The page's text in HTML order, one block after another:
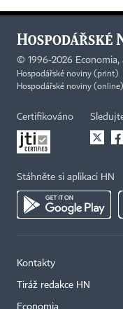
© 1996-2026 Economia,
Hospodářské noviny (print)
Hospodářské noviny
Certifikováno
Stáhněte si aplikaci HN
Kontakty
Tiráž redakce HN